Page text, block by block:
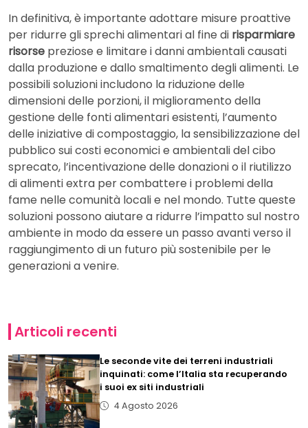
In definitiva, è importante adottare misure proattive
per ridurre gli sprechi alimentari al fine di risparmiare
risorse preziose e limitare i danni ambientali causati
dalla produzione e dallo smaltimento degli alimenti. Le
possibili soluzioni includono la riduzione delle
dimensioni delle porzioni, il miglioramento della
gestione delle fonti alimentari esistenti, l’aumento
delle iniziative di compostaggio, la sensibilizzazione del
pubblico sui costi economici e ambientali del cibo
sprecato, l’incentivazione delle donazioni o il riutilizzo
di alimenti extra per combattere i problemi della
fame nelle comunità locali e nel mondo. Tutte queste
soluzioni possono aiutare a ridurre l’impatto sul nostro
ambiente in modo da essere un passo avanti verso il
raggiungimento di un futuro più sostenibile per le
generazioni a venire.
Articoli recenti
Le seconde vite dei terreni industriali
inquinati: come l’Italia sta recuperando
i suoi ex siti industriali
4 Agosto 2026